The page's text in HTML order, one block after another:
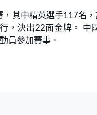
其中精英選手117名
，決出22面金牌。
員參加賽事。